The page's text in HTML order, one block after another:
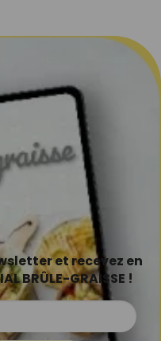
et recevez en
BRÛLE-GRAISSE !